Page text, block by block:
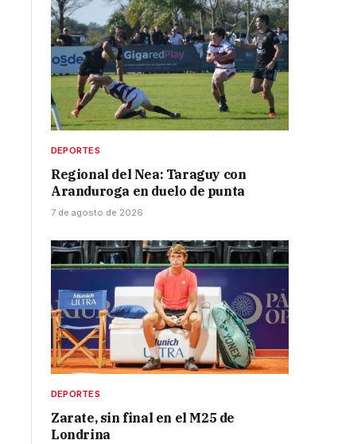
DEPORTES
Regional del Nea: Taraguy con
Aranduroga en duelo de punta
7 de agosto de 2026
DEPORTES
Zarate, sin final en el M25 de
Londrina